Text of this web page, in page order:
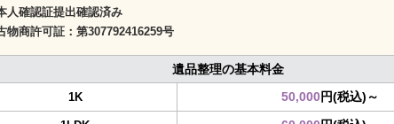
人確認証提出確認済み
物商許可証： 第307792416259号
遺品整理の基本料金
1K 50,000円(税込)～